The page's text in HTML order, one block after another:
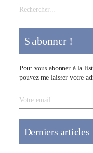
Rechercher
S'abonner !
Pour vous abonner à la
pouvez me laisser votre
Votre email
Derniers articles